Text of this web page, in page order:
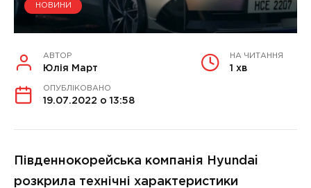
НОВИНИ
АВТОР
Юлія Март
НА ЧИТАННЯ
1 хв
ОПУБЛІКОВАНО
19.07.2022 о 13:58
Південнокорейська компанія Hyundai
розкрила технічні характеристики